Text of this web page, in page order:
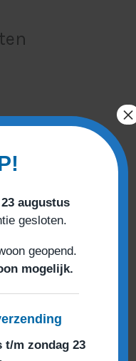
augustus
gesloten.
geopend.
mogelijk.
t/m zondag 23
×